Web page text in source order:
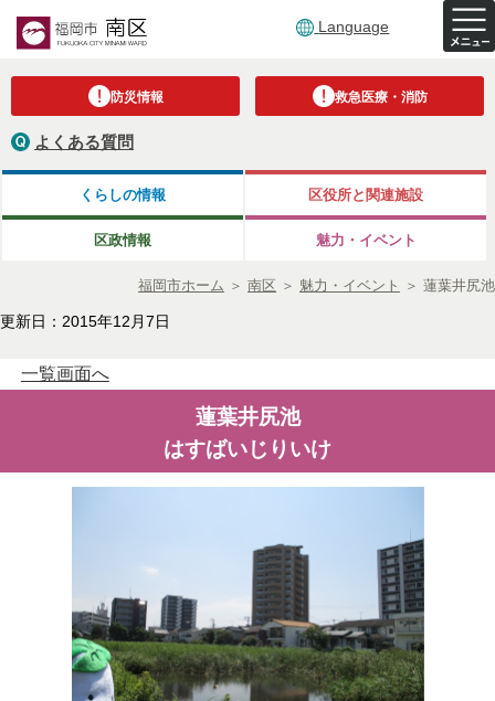
Language
防災情報 救急医療・消防
よくある質問
くらしの情報 区役所と関連施設
区政情報 魅力・イベント
福岡市ホーム ＞ 南区 ＞ 魅力・イベント ＞ 蓮葉井尻池
更新日：2015年12月7日
一覧画面へ
蓮葉井尻池
はすばいじりいけ